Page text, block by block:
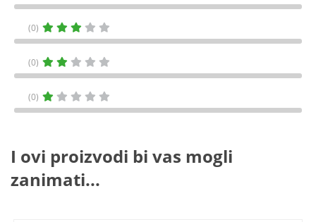
(0)
(0)
(0)
I ovi proizvodi bi vas mogli
zanimati...